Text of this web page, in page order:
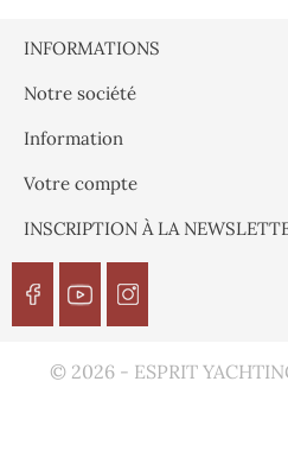
INFORMATIONS
Notre société
Information
Votre compte
INSCRIPTION À LA
© 2026 - ESPRIT